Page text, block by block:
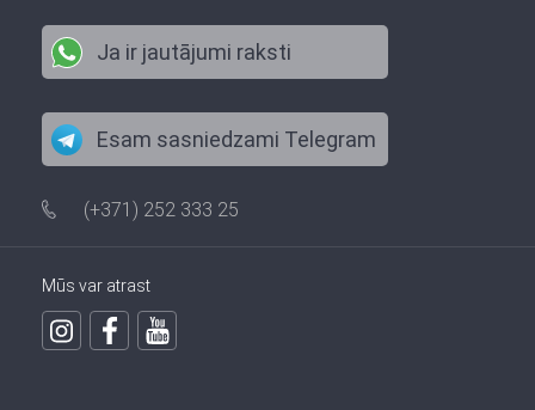
Ja ir jautājumi raksti
Esam sasniedzami Telegram
(+371) 252 333 25
Mūs var atrast